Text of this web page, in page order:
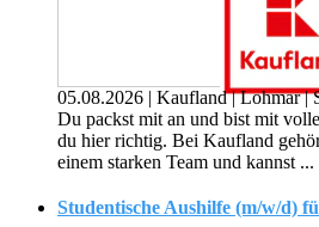
05.08.2026 Kaufland| Lohmar|
Du packst mit an und bist mit
du hier richtig. Bei Kaufland
einem starken Team und kannst ...